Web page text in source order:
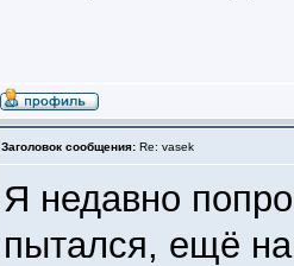
Заголовок сообщения: Re: vasek
Я недавно
пытался, ещё